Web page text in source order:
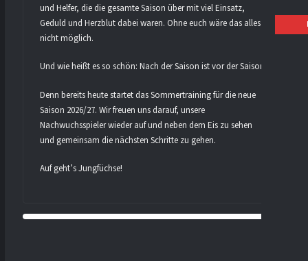
und Helfer, die die gesamte Saison über mit viel Einsatz,
Geduld und Herzblut dabei waren. Ohne euch wäre das alles
nicht möglich.
Und wie heißt es so schön: Nach der Saison ist vor der Saison.
Denn bereits heute startet das Sommertraining für die neue
Saison 2026/27. Wir freuen uns darauf, unsere
Nachwuchsspieler wieder auf und neben dem Eis zu sehen
und gemeinsam die nächsten Schritte zu gehen.
Auf geht’s Jungfüchse!